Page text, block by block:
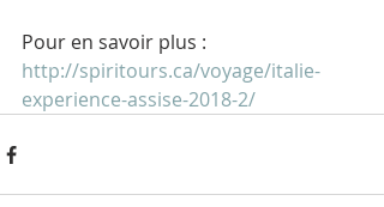
Pour en savoir plus :
http://spiritours.ca/voyage/italie-
experience-assise-2018-2/